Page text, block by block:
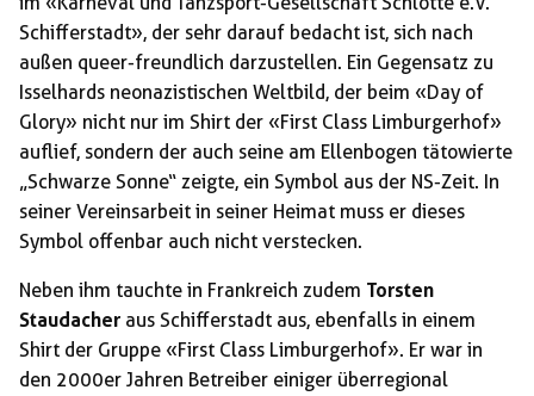
Schifferstadt», der sehr darauf bedacht ist, sich nach
außen queer-freundlich darzustellen. Ein Gegensatz zu
Isselhards neonazistischen Weltbild, der beim «Day of
Glory» nicht nur im Shirt der «First Class Limburgerhof»
auflief, sondern der auch seine am Ellenbogen tätowierte
„Schwarze Sonne“ zeigte, ein Symbol aus der NS-Zeit. In
seiner Vereinsarbeit in seiner Heimat muss er dieses
Symbol offenbar auch nicht verstecken.
Neben ihm tauchte in Frankreich zudem Torsten
Staudacher aus Schifferstadt aus, ebenfalls in einem
Shirt der Gruppe «First Class Limburgerhof». Er war in
den 2000er Jahren Betreiber einiger überregional